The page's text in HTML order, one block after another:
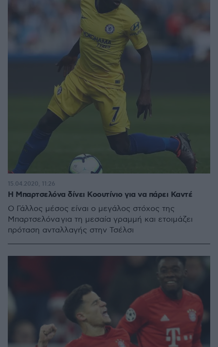
Η Μπαρτσελόνα δίνει Κοουτίνιο για να πάρει Καντέ
Ο Γάλλος μέσος είναι ο μεγάλος στόχος της
Μπαρτσελόνα για τη μεσαία γραμμή και ετοιμάζει
πρόταση ανταλλαγής στην Τσέλσι
15.04.2020, 11:26